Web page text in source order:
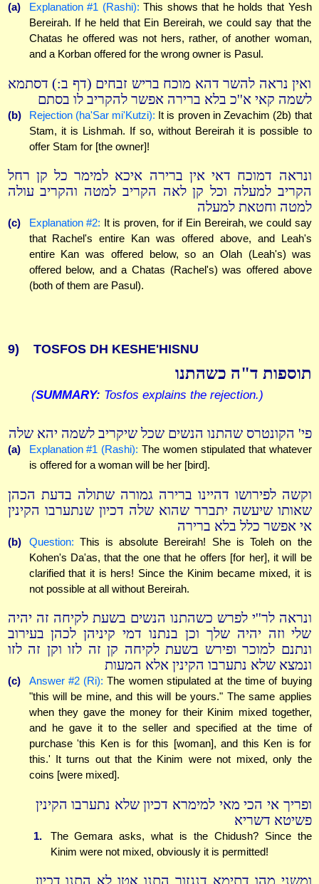
(a) Explanation #1 (Rashi): This shows that he holds that Yesh
Bereirah. If he held that Ein Bereirah, we could say that the
Chatas he offered was not hers, rather, of another woman,
and a Korban offered for the wrong owner is Pasul.
ואין נראה להשר דהא מוכח בריש זבחים (דף ב:) דסתמא
לשמה קאי א''כ בלא ברירה אפשר להקריב לו בסתם
(b) Rejection (ha'Sar mi'Kutzi): It is proven in Zevachim (2b) that
Stam, it is Lishmah. If so, without Bereirah it is possible to
offer Stam for [the owner]!
ונראה דמוכח דאי אין ברירה איכא למימר כל קן רחל
הקריב למעלה וכל קן לאה הקריב למטה והקריב עולה
למטה וחטאת למעלה
(c) Explanation #2: It is proven, for if Ein Bereirah, we could say
that Rachel's entire Kan was offered above, and Leah's
entire Kan was offered below, so an Olah (Leah's) was
offered below, and a Chatas (Rachel's) was offered above
(both of them are Pasul).
9) TOSFOS DH KESHE'HISNU
תוספות ד"ה כשהתנו
(SUMMARY: Tosfos explains the rejection.)
פי' הקונטרס שהתנו הנשים שכל שיקריב לשמה יהא שלה
(a) Explanation #1 (Rashi): The women stipulated that whatever
is offered for a woman will be her [bird].
וקשה לפירושו דהיינו ברירה גמורה שתולה בדעת הכהן
שאותו שיעשה יתברר שהוא שלה דכיון שנתערבו הקינין
אי אפשר כלל בלא ברירה
(b) Question: This is absolute Bereirah! She is Toleh on the
Kohen's Da'as, that the one that he offers [for her], it will be
clarified that it is hers! Since the Kinim became mixed, it is
not possible at all without Bereirah.
ונראה לר''י לפרש כשהתנו הנשים בשעת לקיחה זה יהיה
שלי וזה יהיה שלך וכן בנתנו דמי קיניהן לכהן בעירוב
ונתנם למוכר ופירש בשעת לקיחה קן זה לזו וקן זה לזו
ונמצא שלא נתערבו הקינין אלא המעות
(c) Answer #2 (Ri): The women stipulated at the time of buying
"this will be mine, and this will be yours." The same applies
when they gave the money for their Kinim mixed together,
and he gave it to the seller and specified at the time of
purchase 'this Ken is for this [woman], and this Ken is for
this.' It turns out that the Kinim were not mixed, only the
coins [were mixed].
ופריך אי הכי מאי למימרא דכיון שלא נתערבו הקינין
פשיטא דשריא
1.
The Gemara asks, what is the Chidush? Since the
Kinim were not mixed, obviously it is permitted!
ומשני מהו דתימא דנגזור התנו אטו לא התנו דכיון